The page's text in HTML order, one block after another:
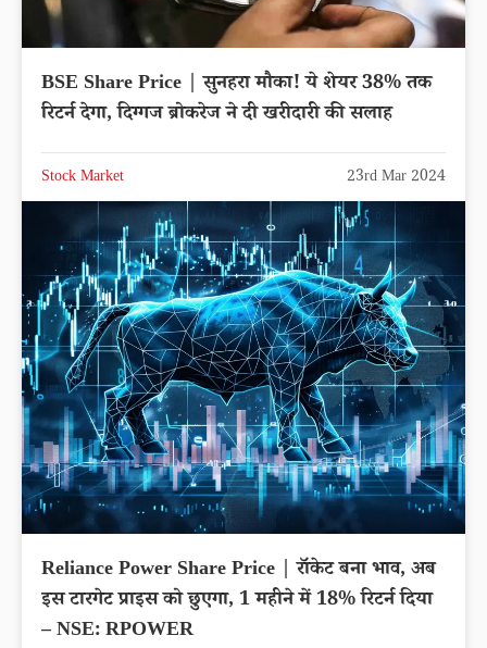
BSE Share Price | सुनहरा मौका! ये शेयर 38% तक
रिटर्न देगा, दिग्गज ब्रोकरेज ने दी खरीदारी की सलाह
Stock Market 23rd Mar 2024
Reliance Power Share Price | रॉकेट बना भाव, अब
इस टारगेट प्राइस को छुएगा, 1 महीने में 18% रिटर्न दिया
– NSE: RPOWER